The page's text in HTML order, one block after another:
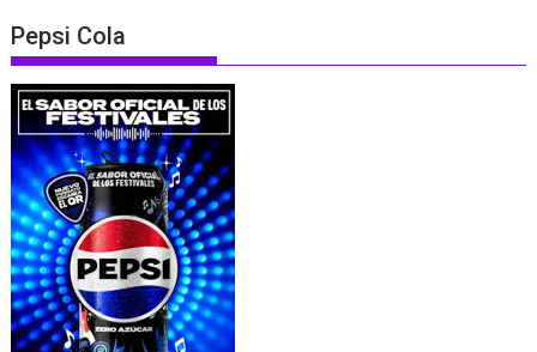
Pepsi Cola